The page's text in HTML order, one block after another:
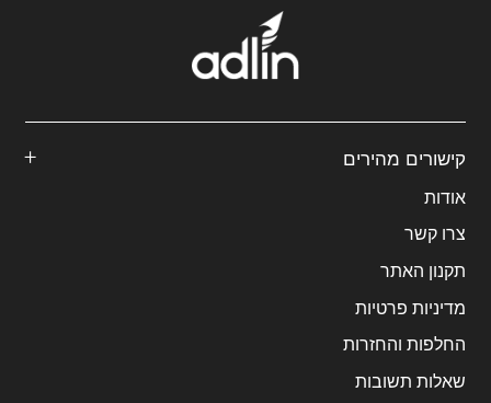
קישורים מהירים
אודות
צרו קשר
תקנון האתר
מדיניות פרטיות
החלפות והחזרות
שאלות תשובות